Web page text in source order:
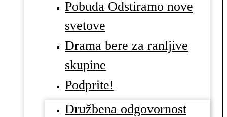
Pobuda Odstiramo nove
svetove
Drama bere za ranljive
skupine
Podprite!
Družbena odgovornost